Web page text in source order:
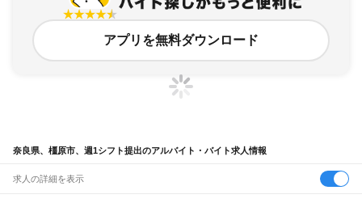
アプリを無料ダウンロード
奈良県、橿原市、週1シフト提出のアルバイト・バイト求人情報
求人の詳細を表示